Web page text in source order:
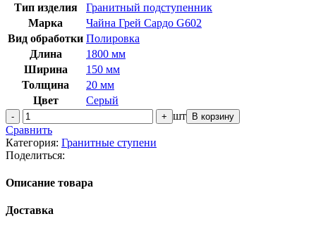
Тип изделия
Гранитный подступенник
Марка
Чайна Грей Сардо G602
Вид обработки Полировка
Длина
1800 мм
Ширина
150 мм
Толщина
20 мм
Цвет
Серый
Количество
товара
Подступенок
гранитный
G602
Грей
1800x150x20
шт В корзину
Сравнить
Категория: Гранитные ступени
Поделиться:
Описание товара
Доставка